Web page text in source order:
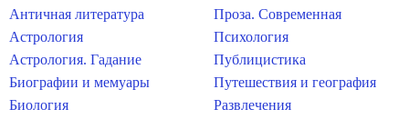
Античная литература
Астрология
Астрология. Гадание
Биографии и мемуары
Биология
Проза. Современная
Психология
Публицистика
Путешествия и география
Развлечения